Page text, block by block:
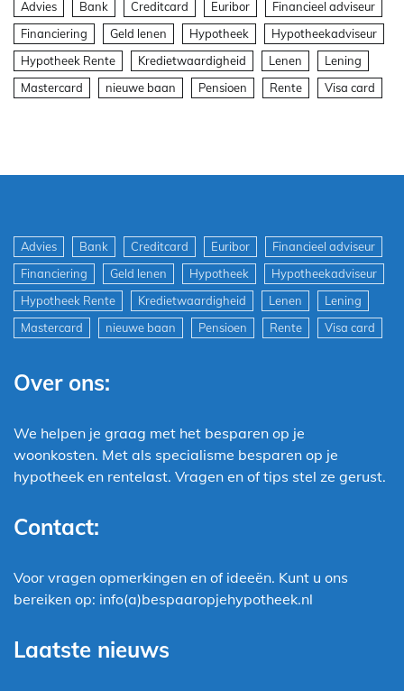
Advies Bank Creditcard Euribor
Financieel adviseur
Financiering
Geld lenen Hypotheek
Hypotheekadviseur
Hypotheek Rente
Kredietwaardigheid Lenen
Lening
Mastercard
nieuwe baan Pensioen Rente Visa card
Advies Bank Creditcard Euribor
Financieel adviseur
Financiering
Geld lenen Hypotheek
Hypotheekadviseur
Hypotheek Rente
Kredietwaardigheid Lenen
Lening
Mastercard
nieuwe baan Pensioen Rente Visa card
Over ons:
We helpen je graag met het besparen op je
woonkosten. Met als specialisme besparen op je
hypotheek en rentelast. Vragen en of tips stel ze gerust.
Contact:
Voor vragen opmerkingen en of ideeën. Kunt u ons
bereiken op: info(a)bespaaropjehypotheek.nl
Laatste nieuws